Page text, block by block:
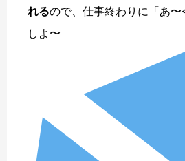
れるので、仕事終わりに「あ〜
しよ〜